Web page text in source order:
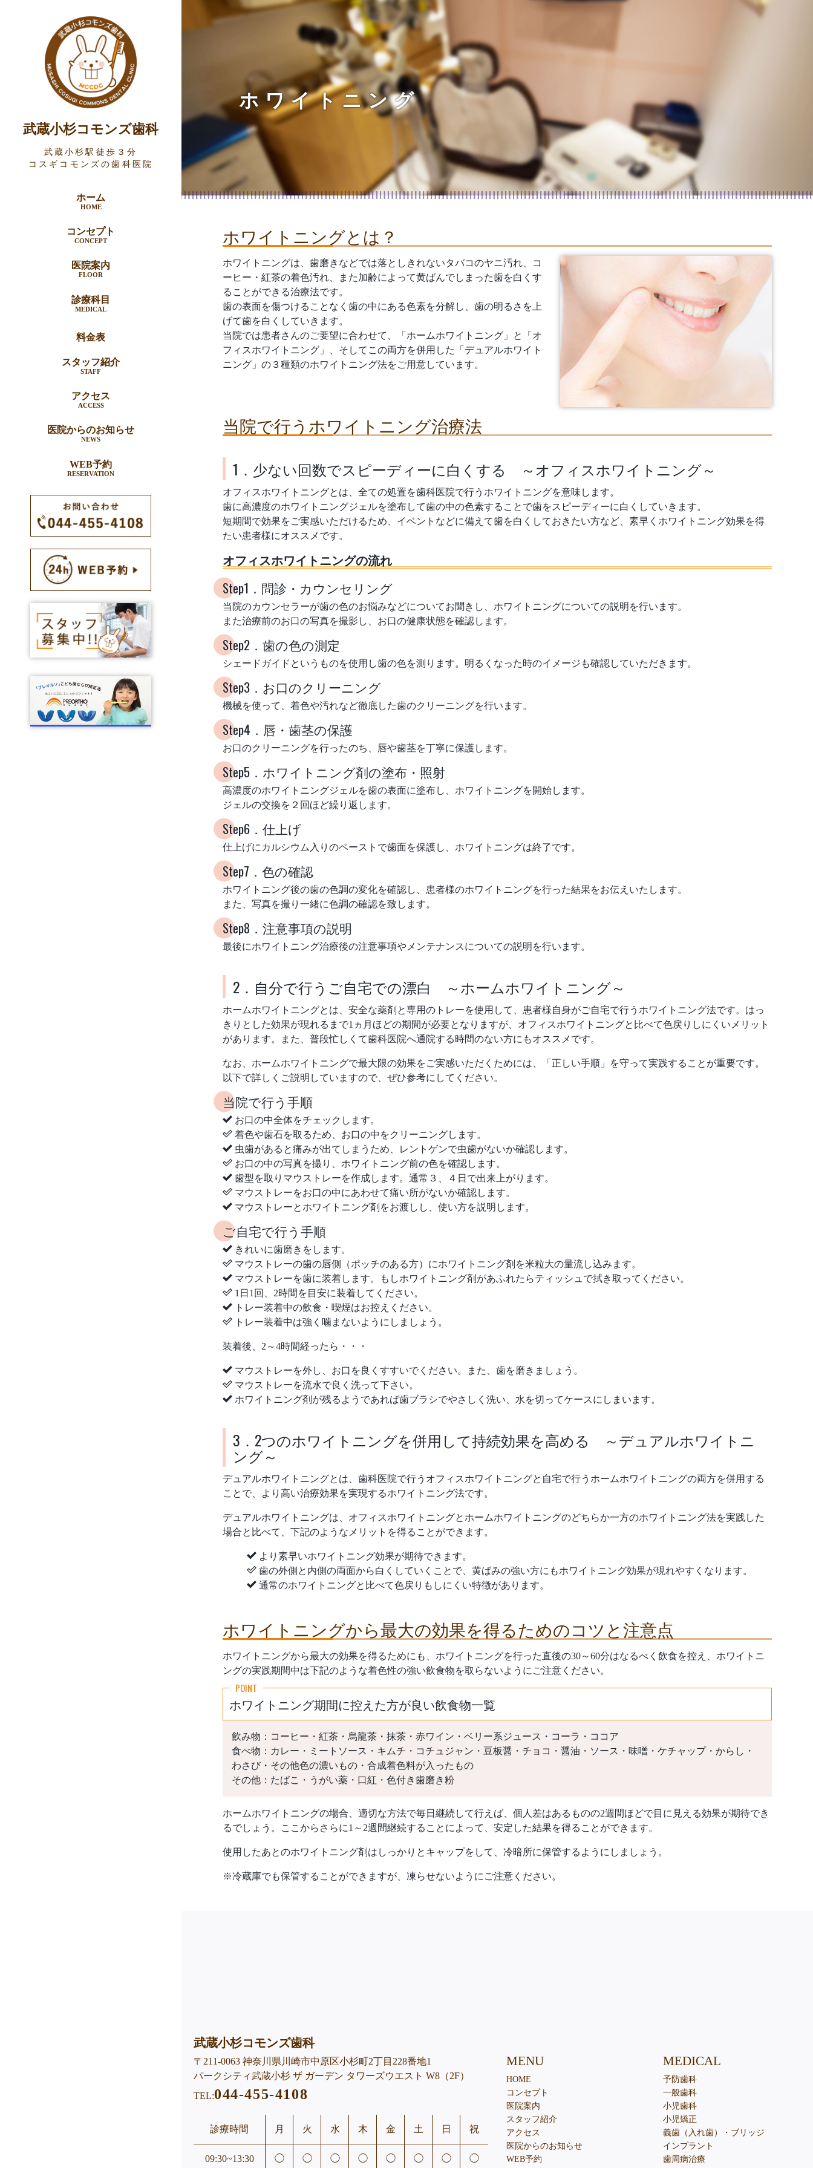
武蔵小杉コモンズ歯科
武蔵小杉駅徒歩３分
コスギコモンズの歯科医院
ホーム
HOME
コンセプト
CONCEPT
医院案内
FLOOR
診療科目
MEDICAL
料金表
スタッフ紹介
STAFF
アクセス
ACCESS
医院からのお知らせ
NEWS
WEB予約
RESERVATION
ホワイトニング
ホワイトニングとは？
ホワイトニングは、歯磨きなどでは落としきれないタバコのヤニ汚れ、コ
ーヒー・紅茶の着色汚れ、また加齢によって黄ばんでしまった歯を白くす
ることができる治療法です。
歯の表面を傷つけることなく歯の中にある色素を分解し、歯の明るさを上
げて歯を白くしていきます。
当院では患者さんのご要望に合わせて、「ホームホワイトニング」と「オ
フィスホワイトニング」、そしてこの両方を併用した「デュアルホワイト
ニング」の３種類のホワイトニング法をご用意しています。
当院で行うホワイトニング治療法
1．少ない回数でスピーディーに白くする ～オフィスホワイトニング～
オフィスホワイトニングとは、全ての処置を歯科医院で行うホワイトニングを意味します。
歯に高濃度のホワイトニングジェルを塗布して歯の中の色素することで歯をスピーディーに白くしていきます。
短期間で効果をご実感いただけるため、イベントなどに備えて歯を白くしておきたい方など、素早くホワイトニング効果を得
たい患者様にオススメです。
オフィスホワイトニングの流れ
Step1．問診・カウンセリング
当院のカウンセラーが歯の色のお悩みなどについてお聞きし、ホワイトニングについての説明を行います。
また治療前のお口の写真を撮影し、お口の健康状態を確認します。
Step2．歯の色の測定
シェードガイドというものを使用し歯の色を測ります。明るくなった時のイメージも確認していただきます。
Step3．お口のクリーニング
機械を使って、着色や汚れなど徹底した歯のクリーニングを行います。
Step4．唇・歯茎の保護
お口のクリーニングを行ったのち、唇や歯茎を丁寧に保護します。
Step5．ホワイトニング剤の塗布・照射
高濃度のホワイトニングジェルを歯の表面に塗布し、ホワイトニングを開始します。
ジェルの交換を２回ほど繰り返します。
Step6．仕上げ
仕上げにカルシウム入りのペーストで歯面を保護し、ホワイトニングは終了です。
Step7．色の確認
ホワイトニング後の歯の色調の変化を確認し、患者様のホワイトニングを行った結果をお伝えいたします。
また、写真を撮り一緒に色調の確認を致します。
Step8．注意事項の説明
最後にホワイトニング治療後の注意事項やメンテナンスについての説明を行います。
2．自分で行うご自宅での漂白 ～ホームホワイトニング～
ホームホワイトニングとは、安全な薬剤と専用のトレーを使用して、患者様自身がご自宅で行うホワイトニング法です。はっ
きりとした効果が現れるまで1ヵ月ほどの期間が必要となりますが、オフィスホワイトニングと比べて色戻りしにくいメリット
があります。また、普段忙しくて歯科医院へ通院する時間のない方にもオススメです。
なお、ホームホワイトニングで最大限の効果をご実感いただくためには、「正しい手順」を守って実践することが重要です。
以下で詳しくご説明していますので、ぜひ参考にしてください。
当院で行う手順
お口の中全体をチェックします。
着色や歯石を取るため、お口の中をクリーニングします。
虫歯があると痛みが出てしまうため、レントゲンで虫歯がないか確認します。
お口の中の写真を撮り、ホワイトニング前の色を確認します。
歯型を取りマウストレーを作成します。通常３、４日で出来上がります。
マウストレーをお口の中にあわせて痛い所がないか確認します。
マウストレーとホワイトニング剤をお渡しし、使い方を説明します。
ご自宅で行う手順
きれいに歯磨きをします。
マウストレーの歯の唇側（ポッチのある方）にホワイトニング剤を米粒大の量流し込みます。
マウストレーを歯に装着します。もしホワイトニング剤があふれたらティッシュで拭き取ってください。
1日1回、2時間を目安に装着してください。
トレー装着中の飲食・喫煙はお控えください。
トレー装着中は強く噛まないようにしましょう。
装着後、2～4時間経ったら・・・
マウストレーを外し、お口を良くすすいでください。また、歯を磨きましょう。
マウストレーを流水で良く洗って下さい。
ホワイトニング剤が残るようであれば歯ブラシでやさしく洗い、水を切ってケースにしまいます。
3．2つのホワイトニングを併用して持続効果を高める ～デュアルホワイトニ
ング～
デュアルホワイトニングとは、歯科医院で行うオフィスホワイトニングと自宅で行うホームホワイトニングの両方を併用する
ことで、より高い治療効果を実現するホワイトニング法です。
デュアルホワイトニングは、オフィスホワイトニングとホームホワイトニングのどちらか一方のホワイトニング法を実践した
場合と比べて、下記のようなメリットを得ることができます。
より素早いホワイトニング効果が期待できます。
歯の外側と内側の両面から白くしていくことで、黄ばみの強い方にもホワイトニング効果が現れやすくなります。
通常のホワイトニングと比べて色戻りもしにくい特徴があります。
ホワイトニングから最大の効果を得るためのコツと注意点
ホワイトニングから最大の効果を得るためにも、ホワイトニングを行った直後の30～60分はなるべく飲食を控え、ホワイトニ
ングの実践期間中は下記のような着色性の強い飲食物を取らないようにご注意ください。
ホワイトニング期間に控えた方が良い飲食物一覧
飲み物：コーヒー・紅茶・烏龍茶・抹茶・赤ワイン・ベリー系ジュース・コーラ・ココア
食べ物：カレー・ミートソース・キムチ・コチュジャン・豆板醤・チョコ・醤油・ソース・味噌・ケチャップ・からし・
わさび・その他色の濃いもの・合成着色料が入ったもの
その他：たばこ・うがい薬・口紅・色付き歯磨き粉
ホームホワイトニングの場合、適切な方法で毎日継続して行えば、個人差はあるものの2週間ほどで目に見える効果が期待でき
るでしょう。ここからさらに1～2週間継続することによって、安定した結果を得ることができます。
使用したあとのホワイトニング剤はしっかりとキャップをして、冷暗所に保管するようにしましょう。
※冷蔵庫でも保管することができますが、凍らせないようにご注意ください。
武蔵小杉コモンズ歯科
〒211-0063 神奈川県川崎市中原区小杉町2丁目228番地1
パークシティ武蔵小杉 ザ ガーデン タワーズウエスト W8（2F）
TEL:044-455-4108
診療時間 月 火 水 木 金 土 日 祝
09:30~13:30 ◯ ◯ ◯ ◯ ◯ ◯ ◯ ◯
MENU
HOME
コンセプト
医院案内
スタッフ紹介
アクセス
医院からのお知らせ
WEB予約
MEDICAL
予防歯科
一般歯科
小児歯科
小児矯正
義歯（入れ歯）・ブリッジ
インプラント
歯周病治療